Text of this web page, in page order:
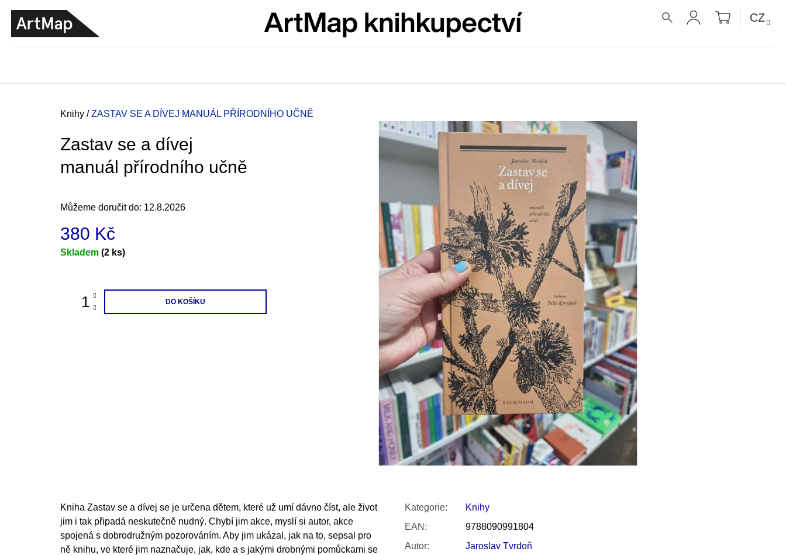
PŘIHLÁŠENÍ
NÁKUPNÍ
KOŠÍK
CZ
Domů
Knihy / ZASTAV SE A DÍVEJ MANUÁL PŘÍRODNÍHO UČNĚ
Zastav se a dívej
manuál přírodního učně
Můžeme doručit do: 12.8.2026
380 Kč
Měrná
Skladem (2 ks)
DO KOŠÍKU
Kniha Zastav se a dívej se je určena dětem, které už umí dávno číst, ale život
jim i tak připadá neskutečně nudný. Chybí jim akce, myslí si autor, akce
spojená s dobrodružným pozorováním. Aby jim ukázal, jak na to, sepsal pro
ně knihu, ve které jim naznačuje, jak, kde a s jakými drobnými pomůckami se
Kategorie:
Knihy
EAN :
9788090991804
Autor: Jaroslav Tvrdoň
ZPĚT
DO
OBCHODU
ZPĚT
DO
OBCHODU
VÝVAR
NEJEN ROMSKÉ RECEPTY PRO
SNESITELNĚJŠÍ KLIMA
300 Kč
Původně:
350 Kč